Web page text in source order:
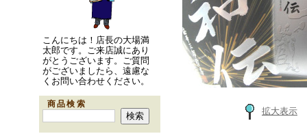
こんにちは！店長の大場満
太郎です。ご来店誠にあり
がとうございます。ご質問
がございましたら、遠慮な
くお問い合わせください。
商品検索
拡大表示